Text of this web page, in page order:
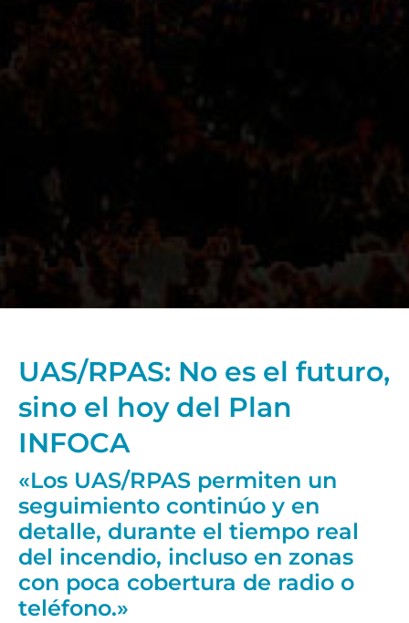
UAS/RPAS: No es el futuro,
sino el hoy del Plan
INFOCA
«Los UAS/RPAS permiten un
seguimiento continúo y en
detalle, durante el tiempo real
del incendio, incluso en zonas
con poca cobertura de radio o
teléfono.»